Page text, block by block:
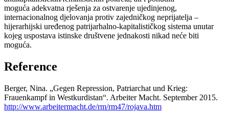
moguća adekvatna rješenja za ostvarenje ujedinjenog,
internacionalnog djelovanja protiv zajedničkog neprijatelja –
hijerarhijski uređenog patrijarhalno-kapitalističkog sistema unutar
kojeg uspostava istinske društvene jednakosti nikad neće biti
moguća.
Reference
Berger, Nina. „Gegen Repression, Patriarchat und Krieg:
Frauenkampf in Westkurdistan“. Arbeiter Macht. September 2015.
http://www.arbeitermacht.de/rm/rm47/rojava.htm